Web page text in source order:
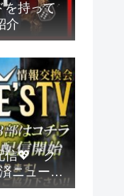
を持って
介
信💖『ク
ニュース
信託 仮想